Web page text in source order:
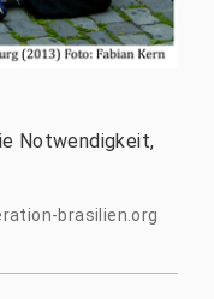
Notwendigkeit,
brasilien.org